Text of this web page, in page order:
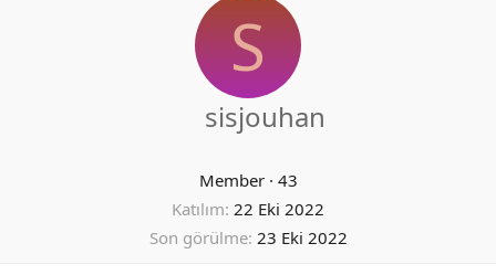
S
sisjouhan
Member · 43
Katılım 22 Eki 2022
Son görülme 23 Eki 2022